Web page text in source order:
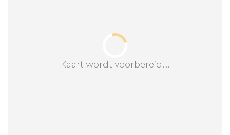
Kaart wordt voorbereid...